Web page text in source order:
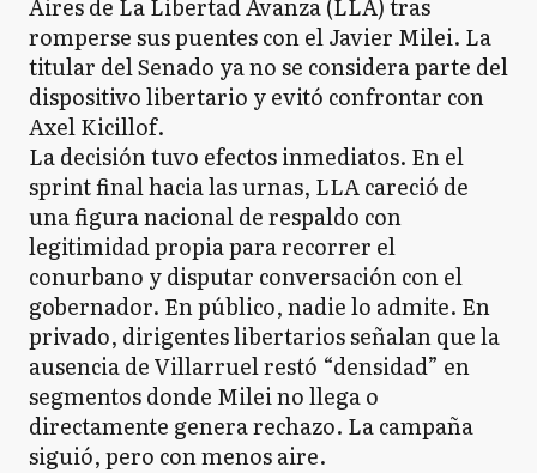
romperse sus puentes con el Javier Milei. La
titular del Senado ya no se considera parte del
dispositivo libertario y evitó confrontar con
Axel Kicillof.
La decisión tuvo efectos inmediatos. En el
sprint final hacia las urnas, LLA careció de
una figura nacional de respaldo con
legitimidad propia para recorrer el
conurbano y disputar conversación con el
gobernador. En público, nadie lo admite. En
privado, dirigentes libertarios señalan que la
ausencia de Villarruel restó “densidad” en
segmentos donde Milei no llega o
directamente genera rechazo. La campaña
siguió, pero con menos aire.